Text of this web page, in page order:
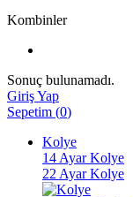
Kombinler
Sonuç bulunamadı.
Giriş Yap
Sepetim (0)
Kolye
14 Ayar Kolye
22 Ayar Kolye